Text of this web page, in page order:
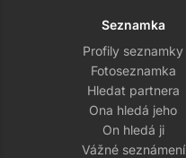
Seznamka
Profily seznamky
Fotoseznamka
Hledat partnera
Ona hledá jeho
On hledá ji
Vážné seznámení